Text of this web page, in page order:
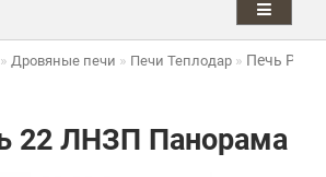
Дровяные печи Печи Теплодар Печь
22 ЛНЗП Панорама